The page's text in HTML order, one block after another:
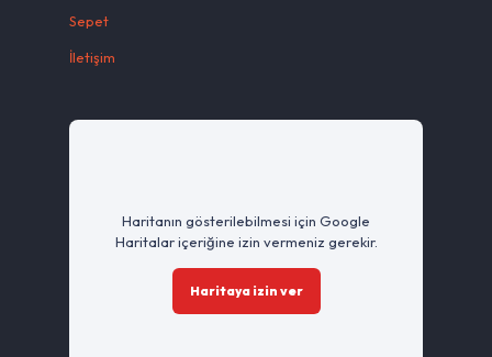
Sepet
İletişim
Haritanın gösterilebilmesi için Google
Haritalar içeriğine izin vermeniz gerekir.
Haritaya izin ver